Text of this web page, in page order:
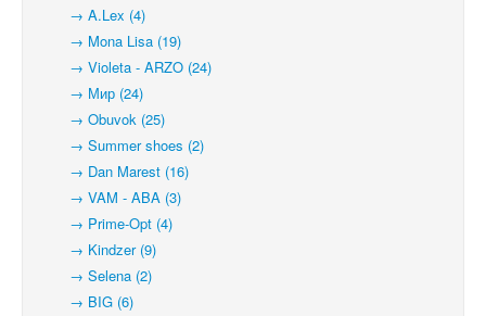
→ A.Lex (4)
→ Mona Lisa (19)
→ Violeta - ARZO (24)
→ Мир (24)
→ Obuvok (25)
→ Summer shoes (2)
→ Dan Marest (16)
→ VAM - ABA (3)
→ Prime-Opt (4)
→ Kindzer (9)
→ Selena (2)
→ BIG (6)